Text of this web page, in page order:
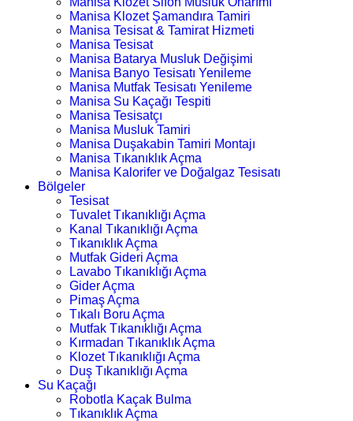
Manisa Klozet Şamandıra Tamiri
Manisa Tesisat & Tamirat Hizmeti
Manisa Tesisat
Manisa Batarya Musluk Değişimi
Manisa Banyo Tesisatı Yenileme
Manisa Mutfak Tesisatı Yenileme
Manisa Su Kaçağı Tespiti
Manisa Tesisatçı
Manisa Musluk Tamiri
Manisa Duşakabin Tamiri Montajı
Manisa Tıkanıklık Açma
Manisa Kalorifer ve Doğalgaz Tesisatı
Bölgeler
Tesisat
Tuvalet Tıkanıklığı Açma
Kanal Tıkanıklığı Açma
Tıkanıklık Açma
Mutfak Gideri Açma
Lavabo Tıkanıklığı Açma
Gider Açma
Pimaş Açma
Tıkalı Boru Açma
Mutfak Tıkanıklığı Açma
Kırmadan Tıkanıklık Açma
Klozet Tıkanıklığı Açma
Duş Tıkanıklığı Açma
Su Kaçağı
Robotla Kaçak Bulma
Tıkanıklık Açma